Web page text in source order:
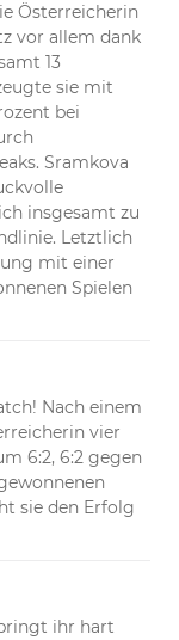
Österreicherin
vor allem dank
13
sie mit
bei
Sramkova
insgesamt zu
Letztlich
mit einer
Spielen
Nach einem
vier
6:2, 6:2 gegen
sie den Erfolg
ihr hart